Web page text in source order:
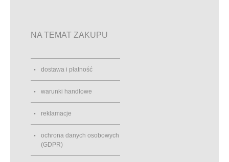
NA TEMAT ZAKUPU
dostawa i płatność
warunki handlowe
reklamacje
ochrona danych osobowych
(GDPR)